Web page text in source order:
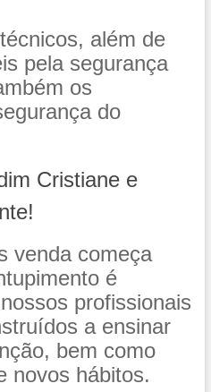
além de
pela segurança
os
do
Cristiane e
venda começa
é
profissionais
a ensinar
bem como
novos hábitos.